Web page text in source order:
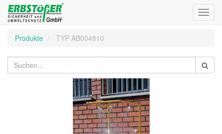
Produkte
TYP AB004810